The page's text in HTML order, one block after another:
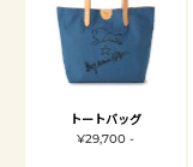
トートバッグ
¥29,700 -